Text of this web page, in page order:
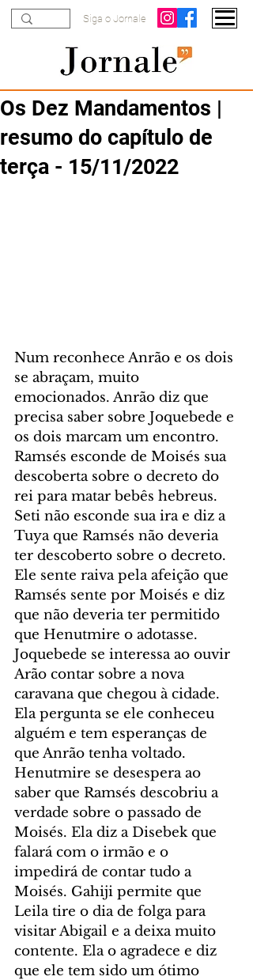
Siga o Jornale
Os Dez Mandamentos |
resumo do capítulo de
terça - 15/11/2022
Num reconhece Anrão e os dois
se abraçam, muito
emocionados. Anrão diz que
precisa saber sobre Joquebede e
os dois marcam um encontro.
Ramsés esconde de Moisés sua
descoberta sobre o decreto do
rei para matar bebês hebreus.
Seti não esconde sua ira e diz a
Tuya que Ramsés não deveria
ter descoberto sobre o decreto.
Ele sente raiva pela afeição que
Ramsés sente por Moisés e diz
que não deveria ter permitido
que Henutmire o adotasse.
Joquebede se interessa ao ouvir
Arão contar sobre a nova
caravana que chegou à cidade.
Ela pergunta se ele conheceu
alguém e tem esperanças de
que Anrão tenha voltado.
Henutmire se desespera ao
saber que Ramsés descobriu a
verdade sobre o passado de
Moisés. Ela diz a Disebek que
falará com o irmão e o
impedirá de contar tudo a
Moisés. Gahiji permite que
Leila tire o dia de folga para
visitar Abigail e a deixa muito
contente. Ela o agradece e diz
que ele tem sido um ótimo